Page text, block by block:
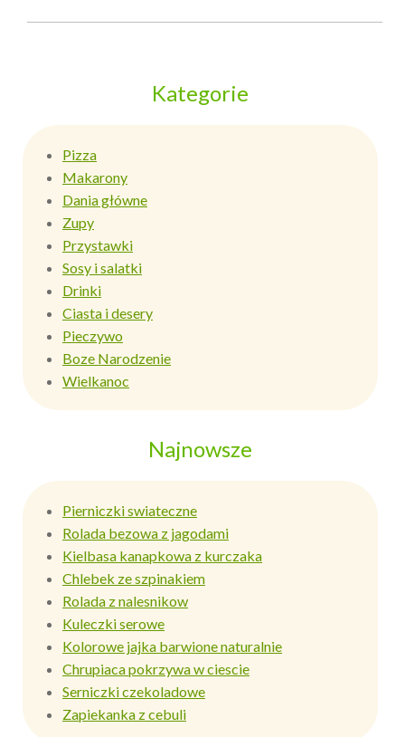
Kategorie
Pizza
Makarony
Dania główne
Zupy
Przystawki
Sosy i salatki
Drinki
Ciasta i desery
Pieczywo
Boze Narodzenie
Wielkanoc
Najnowsze
Pierniczki swiateczne
Rolada bezowa z jagodami
Kielbasa kanapkowa z kurczaka
Chlebek ze szpinakiem
Rolada z nalesnikow
Kuleczki serowe
Kolorowe jajka barwione naturalnie
Chrupiaca pokrzywa w ciescie
Serniczki czekoladowe
Zapiekanka z cebuli